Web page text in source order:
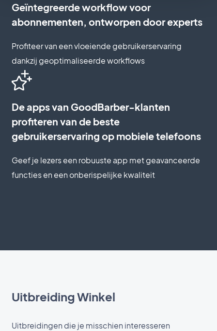
Geïntegreerde workflow voor
abonnementen, ontworpen door experts
Profiteer van een vloeiende gebruikerservaring
dankzij geoptimaliseerde workflows
De apps van GoodBarber-klanten
profiteren van de beste
gebruikerservaring op mobiele telefoons
Geef je lezers een robuuste app met geavanceerde
functies en een onberispelijke kwaliteit
Uitbreiding Winkel
Uitbreidingen die je misschien interesseren